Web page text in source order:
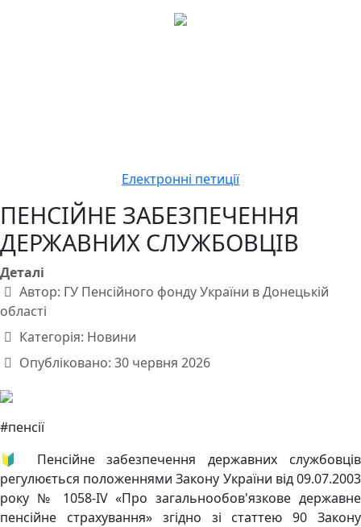
Електронні петиції
ПЕНСІЙНЕ ЗАБЕЗПЕЧЕННЯ
ДЕРЖАВНИХ СЛУЖБОВЦІВ
Деталі
Автор: ГУ Пенсійного фонду України в Донецькій
області
Категорія: Новини
Опубліковано: 30 червня 2026
#пенсії
🔰 Пенсійне забезпечення державних службовців
регулюється положеннями Закону України від 09.07.2003
року № 1058-IV «Про загальнообов'язкове державне
пенсійне страхування» згідно зі статтею 90 Закону